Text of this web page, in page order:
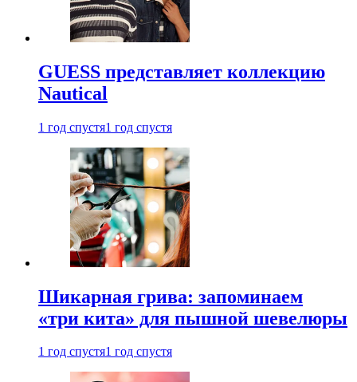
GUESS представляет коллекцию
Nautical
1 год спустя1 год спустя
Шикарная грива: запоминаем
«три кита» для пышной шевелюры
1 год спустя1 год спустя